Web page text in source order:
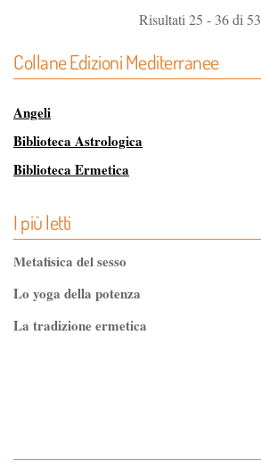
Risultati 25 - 36 di 53
Collane Edizioni Mediterranee
Angeli
Biblioteca Astrologica
Biblioteca Ermetica
Biblioteca dei Misteri
Classici dell'Occulto
L'Opera Segreta
I più letti
Metafisica del sesso
Lo yoga della potenza
La tradizione ermetica